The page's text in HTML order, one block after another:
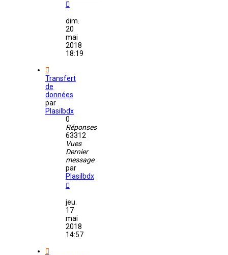
dim.
20
mai
2018
18:19
Transfert
de
données
par
Plasilbdx
0
Réponses
63312
Vues
Dernier
message
par
Plasilbdx
jeu.
17
mai
2018
14:57